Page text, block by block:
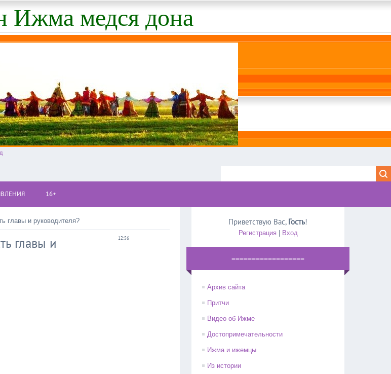
Ижма медся дона
16+
главы и руководителя?
12:56
главы и
Приветствую Вас, Гость!
Регистрация| Вход
==================
Архив сайта
Притчи
Видео об Ижме
Достопримечательности
Ижма и ижемцы
Из истории